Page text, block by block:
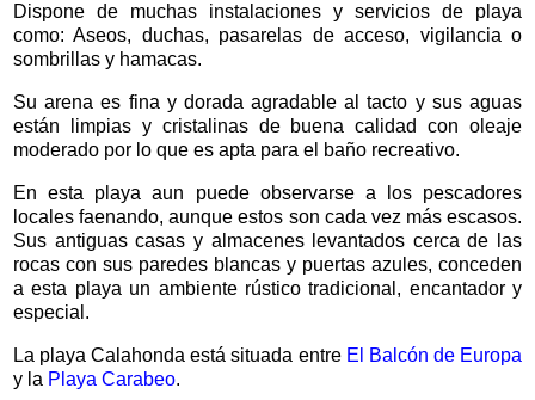
Dispone de muchas instalaciones y servicios de playa
como: Aseos, duchas, pasarelas de acceso, vigilancia o
sombrillas y hamacas.
Su arena es fina y dorada agradable al tacto y sus aguas
están limpias y cristalinas de buena calidad con oleaje
moderado por lo que es apta para el baño recreativo.
En esta playa aun puede observarse a los pescadores
locales faenando, aunque estos son cada vez más escasos.
Sus antiguas casas y almacenes levantados cerca de las
rocas con sus paredes blancas y puertas azules, conceden
a esta playa un ambiente rústico tradicional, encantador y
especial.
La playa Calahonda está situada entre El Balcón de Europa
y la Playa Carabeo.